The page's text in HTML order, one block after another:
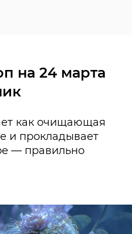
на 24 марта
как очищающая
и прокладывает
— правильно